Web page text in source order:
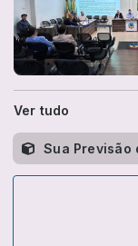
Ver tudo
Sua Previsão